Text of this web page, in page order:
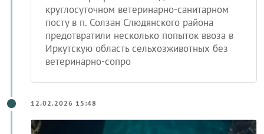
С начала февраля 2026 года на
круглосуточном ветеринарно-санитарном
посту в п. Солзан Слюдянского района
предотвратили несколько попыток ввоза в
Иркутскую область сельхозживотных без